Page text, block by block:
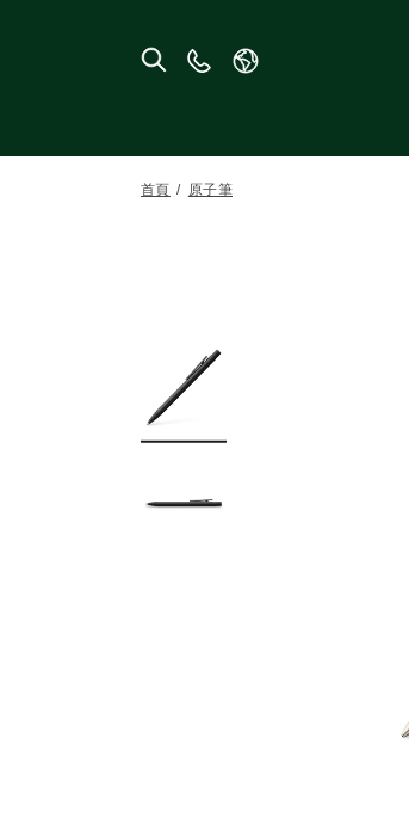
聯
首頁 原子筆